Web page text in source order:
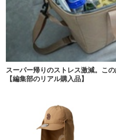
スーパー帰りのストレス激減。こ
【編集部のリアル購入品】